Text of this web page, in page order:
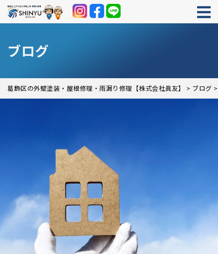
ブログ
葛飾区の外壁塗装・屋根修理・雨漏り修理【株式会社眞友】 > ブログ